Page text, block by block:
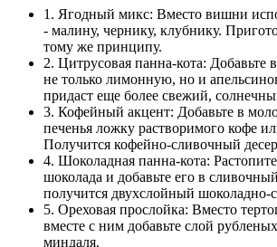
1. Ягодный микс: Вместо вишни
- малину, чернику, клубнику.
тому же принципу.
2. Цитрусовая панна-кота: Добавьте
не только лимонную, но и
придаст еще более свежий,
3. Кофейный акцент: Добавьте в
печенья ложку растворимого кофе
Получится кофейно-сливочный
4. Шоколадная панна-кота:
шоколада и добавьте его в
получится двухслойный шоколадно-
5. Ореховая прослойка: Вместо
вместе с ним добавьте слой
миндаля.